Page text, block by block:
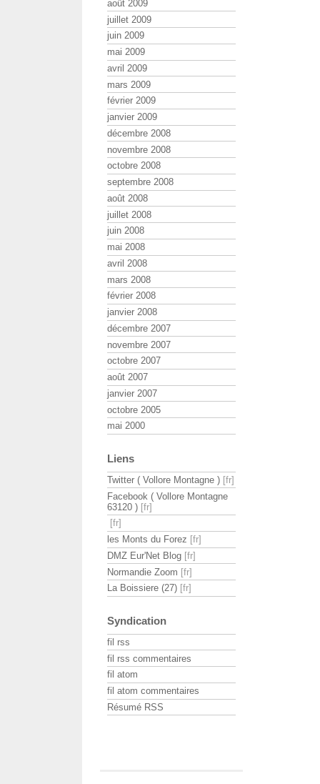
août 2009
juillet 2009
juin 2009
mai 2009
avril 2009
mars 2009
février 2009
janvier 2009
décembre 2008
novembre 2008
octobre 2008
septembre 2008
août 2008
juillet 2008
juin 2008
mai 2008
avril 2008
mars 2008
février 2008
janvier 2008
décembre 2007
novembre 2007
octobre 2007
août 2007
janvier 2007
octobre 2005
mai 2000
Liens
Twitter ( Vollore Montagne )
Facebook ( Vollore Montagne
63120 )
les Monts du Forez
DMZ Eur'Net Blog
Normandie Zoom
La Boissiere (27)
Syndication
fil rss
fil rss commentaires
fil atom
fil atom commentaires
Résumé RSS